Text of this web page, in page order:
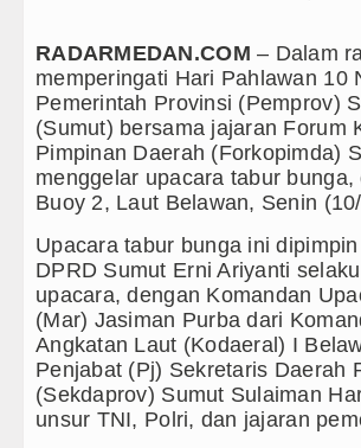
Orangtua Perkuat Karakter Anak
Surati SMPN 1 Batang
Bukan Karena
Hasina Hadapi Ancam
di Swedia 8 Agustus 2026 Pukul
Stadium Perth Sabtu 8 Agustus
Minggu 9 Agustus 2026 di
Hadiri Revitalisasi TK Kemala
RADARMEDAN.COM – Dalam
memperingati Hari Pahlawan 10
Pemerintah Provinsi (Pemprov)
(Sumut) bersama jajaran Forum
Pimpinan Daerah (Forkopimda)
menggelar upacara tabur bunga,
Buoy 2, Laut Belawan, Senin
Upacara tabur bunga ini
DPRD Sumut Erni Ariyanti
upacara, dengan Komandan
(Mar) Jasiman Purba dari
Angkatan Laut (Kodaeral) I
Penjabat (Pj) Sekretaris Daerah
(Sekdaprov) Sumut Sulaiman
unsur TNI, Polri, dan jajaran